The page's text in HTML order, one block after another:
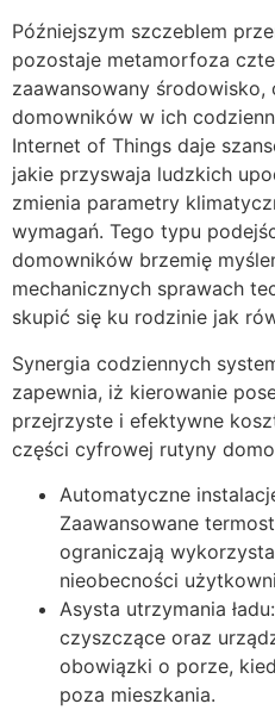
Późniejszym szczeblem
pozostaje metamorfoza
zaawansowany środowisko,
domowników w ich
Internet of Things daje
jakie przyswaja ludzkich
zmienia parametry
wymagań. Tego typu
domowników brzemię
mechanicznych sprawach
skupić się ku rodzinie jak
Synergia codziennych
zapewnia, iż kierowanie
przejrzyste i efektywne
części cyfrowej rutyny
Automatyczne
Zaawansowane
ograniczają
nieobecności
Asysta utrzymania
czyszczące oraz
obowiązki o porze,
poza mieszkania.